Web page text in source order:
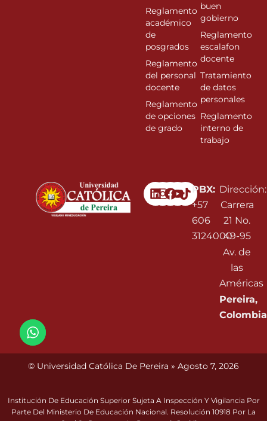
Linkedin
Instagram
Facebook
Youtube
PBX:
+57
606
3124000
Dirección:
Carrera
21 No.
49-95
Av. de
las
Américas
Pereira,
Colombia
Reglamento
académico
de
posgrados
Reglamento
del personal
docente
Reglamento
de opciones
de grado
buen
gobierno
Reglamento
escalafon
docente
Tratamiento
de datos
personales
Reglamento
interno de
trabajo
© Universidad Católica De Pereira » Agosto 7, 2026
Institución De Educación Superior Sujeta A Inspección Y Vigilancia Por
Parte Del Ministerio De Educación Nacional. Resolución 10918 Por La